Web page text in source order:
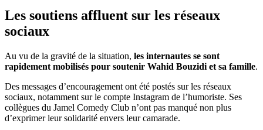
Les soutiens affluent sur les réseaux
sociaux
Au vu de la gravité de la situation, les internautes se sont
rapidement mobilisés pour soutenir Wahid Bouzidi et sa famille.
Des messages d’encouragement ont été postés sur les réseaux
sociaux, notamment sur le compte Instagram de l’humoriste. Ses
collègues du Jamel Comedy Club n’ont pas manqué non plus
d’exprimer leur solidarité envers leur camarade.